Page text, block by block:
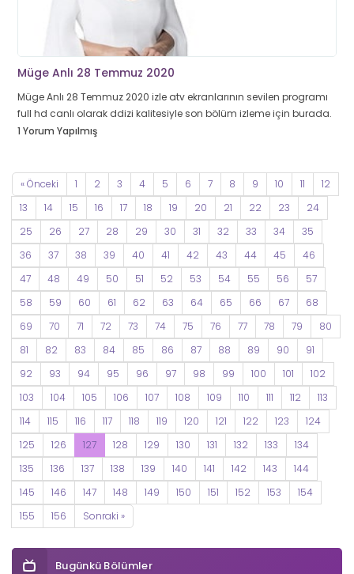
Müge Anlı 28 Temmuz 2020
Müge Anlı 28 Temmuz 2020 izle atv ekranlarının sevilen programı
full hd canlı olarak ddizi kalitesiyle son bölüm izleme için burada.
1 Yorum Yapılmış
« Önceki 1 2 3 4 5 6 7 8 9 10 11
12
13
14 15 16 17 18 19 20 21 22 23
24
25
26 27 28 29 30 31 32 33 34
35
36
37 38 39 40 41 42 43 44 45
46
47
48 49 50 51 52 53 54 55 56
57
58
59 60 61 62 63 64 65 66 67
68
69
70 71 72 73 74 75 76 77 78 79
80
81
82 83 84 85 86 87 88 89 90
91
92
93 94 95 96 97 98 99 100 101
102
103
104 105 106 107 108 109 110 111 112
113
114
115 116 117 118 119 120 121 122 123
124
125
126 127 128 129 130 131 132 133
134
135
136 137 138 139 140 141 142 143
144
145
146 147 148 149 150 151 152 153
154
155
156 Sonraki »
Bugünkü Bölümler